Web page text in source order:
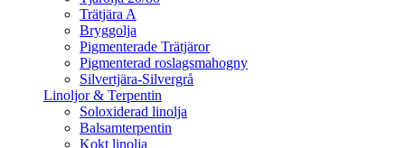
Trätjära A
Bryggolja
Pigmenterade Trätjäror
Pigmenterad roslagsmahogny
Silvertjära-Silvergrå
Linoljor & Terpentin
Soloxiderad linolja
Balsamterpentin
Kokt linolja